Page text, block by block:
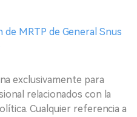
de MRTP de General Snus
exclusivamente para
relacionados con la
Cualquier referencia a